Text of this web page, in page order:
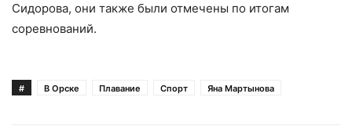
Сидорова, они также были отмечены по итогам
соревнований.
# В Орске Плавание Спорт Яна Мартынова